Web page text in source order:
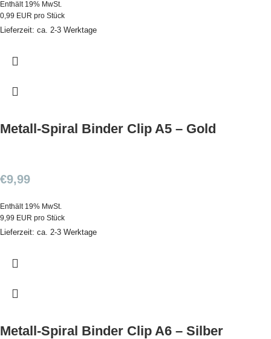
Enthält 19% MwSt.
0,99 EUR pro Stück
Lieferzeit: ca. 2-3 Werktage
Metall-Spiral Binder Clip A5 – Gold
€9,99
Enthält 19% MwSt.
9,99 EUR pro Stück
Lieferzeit: ca. 2-3 Werktage
Metall-Spiral Binder Clip A6 – Silber